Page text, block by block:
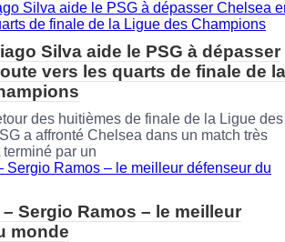
Silva aide le PSG à dépasser
vers les quarts de finale de la
des huitièmes de finale de la Ligue des
a affronté Chelsea dans un match très
terminé par un
Sergio Ramos – le meilleur
monde